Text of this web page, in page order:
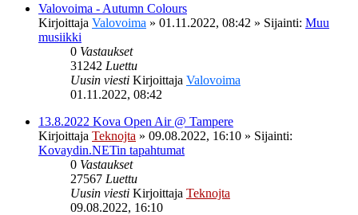
Valovoima - Autumn Colours
Kirjoittaja Valovoima » 01.11.2022, 08:42 » Sijainti: Muu
musiikki
0 Vastaukset
31242 Luettu
Uusin viesti Kirjoittaja Valovoima
01.11.2022, 08:42
13.8.2022 Kova Open Air @ Tampere
Kirjoittaja Teknojta » 09.08.2022, 16:10 » Sijainti:
Kovaydin.NETin tapahtumat
0 Vastaukset
27567 Luettu
Uusin viesti Kirjoittaja Teknojta
09.08.2022, 16:10